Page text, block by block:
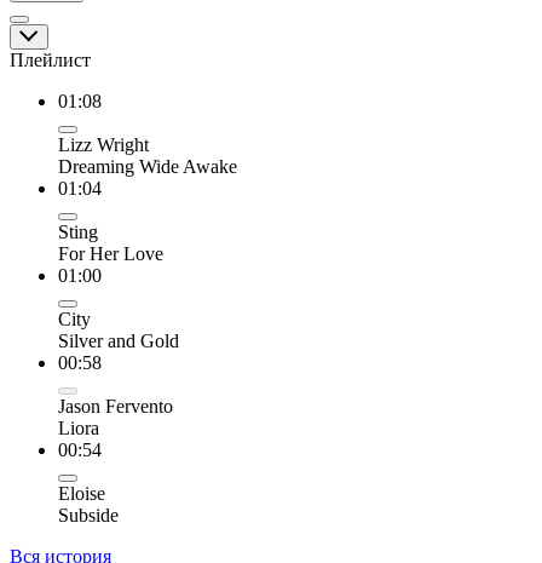
Плейлист
01:08
Lizz Wright
Dreaming Wide Awake
01:04
Sting
For Her Love
01:00
City
Silver and Gold
00:58
Jason Fervento
Liora
00:54
Eloise
Subside
Вся история